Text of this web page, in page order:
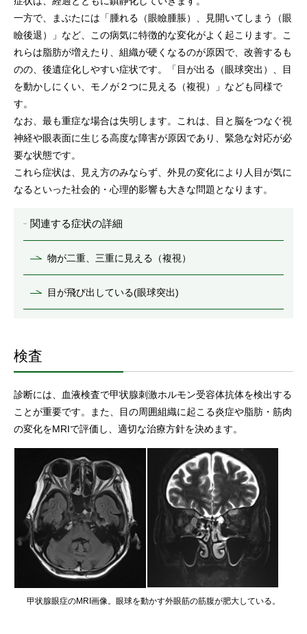
一方で、まぶたには「腫れる（眼瞼腫脹）、見開いてしまう（眼
瞼後退）」など、この病気に特徴的な変化がよく起こります。こ
れらは脂肪が増えたり、組織が硬くなるのが原因で、改善するも
のの、後遺症化しやすい症状です。「目が出る（眼球突出）、目
を動かしにくい、モノが２つに見える（複視）」なども同様で
す。
なお、最も重症な場合は失明します。これは、目と脳をつなぐ視
神経や眼表面に生じる高度な障害が原因であり、緊急な対応が必
要な状態です。
これら症状は、見え方のみならず、外見の変化により人目が気に
なるといった社会的・心理的影響も大きな問題となります。
関連する症状の詳細
物が二重、三重に見える（複視）
目が飛び出している(眼球突出)
検査
診断には、血液検査で甲状腺刺激ホルモン受容体抗体を検出する
ことが重要です。また、目の周囲組織に起こる炎症や脂肪・筋肉
の変化をMRIで評価し、適切な治療方針を決めます。
甲状腺眼症のMRI画像。眼球を動かす外眼筋の筋腹が肥大している。